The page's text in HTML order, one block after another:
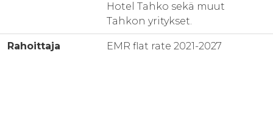
Hotel Tahko sekä muut
Tahkon yritykset.
Rahoittaja EMR flat rate 2021-2027